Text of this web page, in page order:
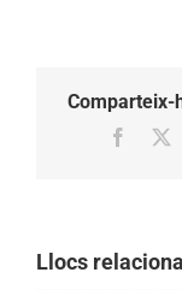
Comparteix-
Llocs